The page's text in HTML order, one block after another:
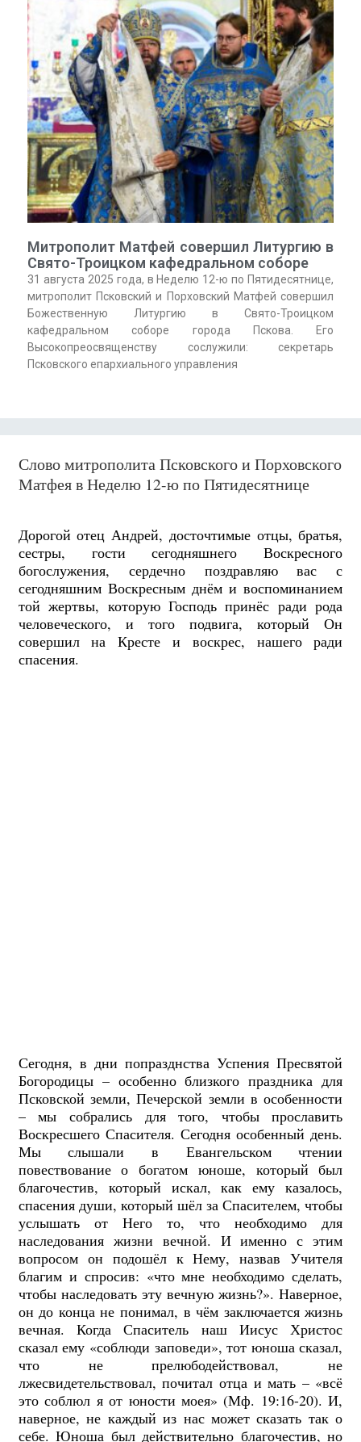
Митрополит Матфей совершил Литургию в
Свято-Троицком кафедральном соборе
31 августа 2025 года, в Неделю 12-ю по Пятидесятнице,
митрополит Псковский и Порховский Матфей совершил
Божественную Литургию в Свято-Троицком
кафедральном соборе города Пскова. Его
Высокопреосвященству сослужили: секретарь
Псковского епархиального управления
Слово митрополита Псковского и Порховского
Матфея в Неделю 12-ю по Пятидесятнице
Дорогой отец Андрей, досточтимые отцы, братья,
сестры, гости сегодняшнего Воскресного
богослужения, сердечно поздравляю вас с
сегодняшним Воскресным днём и воспоминанием
той жертвы, которую Господь принёс ради рода
человеческого, и того подвига, который Он
совершил на Кресте и воскрес, нашего ради
спасения.
Сегодня, в дни попразднства Успения Пресвятой
Богородицы – особенно близкого праздника для
Псковской земли, Печерской земли в особенности
– мы собрались для того, чтобы прославить
Воскресшего Спасителя. Сегодня особенный день.
Мы слышали в Евангельском чтении
повествование о богатом юноше, который был
благочестив, который искал, как ему казалось,
спасения души, который шёл за Спасителем, чтобы
услышать от Него то, что необходимо для
наследования жизни вечной. И именно с этим
вопросом он подошёл к Нему, назвав Учителя
благим и спросив: «что мне необходимо сделать,
чтобы наследовать эту вечную жизнь?». Наверное,
он до конца не понимал, в чём заключается жизнь
вечная. Когда Спаситель наш Иисус Христос
сказал ему «соблюди заповеди», тот юноша сказал,
что не прелюбодействовал, не
лжесвидетельствовал, почитал отца и мать – «всё
это соблюл я от юности моея» (Мф. 19:16-20). И,
наверное, не каждый из нас может сказать так о
себе. Юноша был действительно благочестив, но